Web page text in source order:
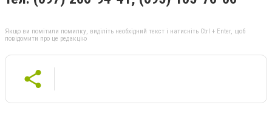
Якщо ви помітили помилку, виділіть необхідний текст і натисніть Ctrl + Enter, щоб
повідомити про це редакцію